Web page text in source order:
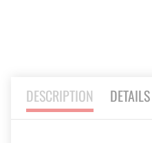
DESCRIPTION DETAILS